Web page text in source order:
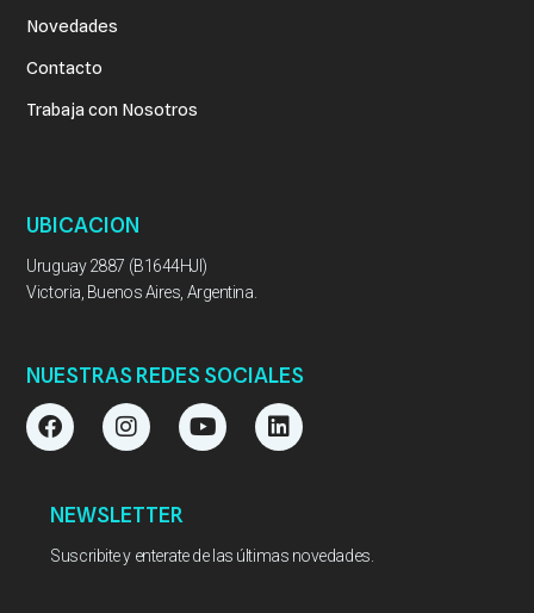
Novedades
Contacto
Trabaja con Nosotros
UBICACION
Uruguay 2887 (B1644HJI)
Victoria, Buenos Aires, Argentina.
NUESTRAS REDES SOCIALES
F
a
b
o
I
n
a
r
Y
o
e
L
i
i
NEWSLETTER
Suscribite y enterate de las últimas novedades.